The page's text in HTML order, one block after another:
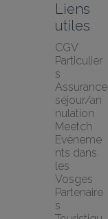
Liens
utiles
CGV
Particulier
s
Assurance
séjour/an
nulation
Meetch
Evèneme
nts dans
les
Vosges
Partenaire
s